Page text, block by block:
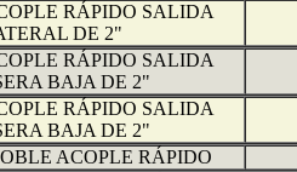
RÁPIDO SALIDA
DE 2"
RÁPIDO SALIDA
BAJA DE 2"
RÁPIDO SALIDA
BAJA DE 2"
ACOPLE RÁPIDO